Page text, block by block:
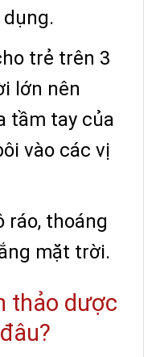
trẻ trên 3
lớn nên
tầm tay của
vào các vị
ráo, thoáng
mặt trời.
thảo dược